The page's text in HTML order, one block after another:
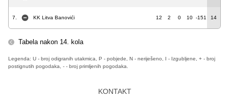
7. KK Litva Banovići 12 2 0 10 -151 14
Tabela nakon 14. kola
Legenda: U - broj odigranih utakmica, P - pobjede, N - neriješeno, I - Izgubljene, + - broj
postignutih pogodaka, - - broj primljenih pogodaka.
KONTAKT